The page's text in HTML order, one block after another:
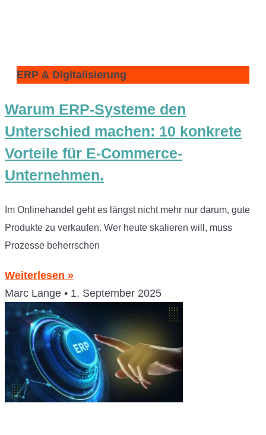
ERP & Digitalisierung
Warum ERP-Systeme den
Unterschied machen: 10 konkrete
Vorteile für E-Commerce-
Unternehmen.
Im Onlinehandel geht es längst nicht mehr nur darum, gute
Produkte zu verkaufen. Wer heute skalieren will, muss
Prozesse beherrschen
Weiterlesen »
Marc Lange
1. September 2025